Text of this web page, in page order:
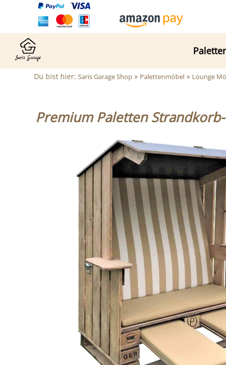
Du bist hier: Saris Garage Shop » Palettenmöbel » Lounge
Premium Paletten